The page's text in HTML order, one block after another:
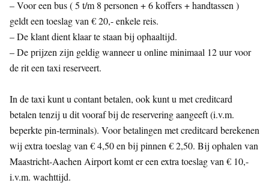
– Voor een bus ( 5 t/m 8 personen + 6 koffers + handtassen )
geldt een toeslag van € 20,- enkele reis.
– De klant dient klaar te staan bij ophaaltijd.
– De prijzen zijn geldig wanneer u online minimaal 12 uur voor
de rit een taxi reserveert.
In de taxi kunt u contant betalen, ook kunt u met creditcard
betalen tenzij u dit vooraf bij de reservering aangeeft (i.v.m.
beperkte pin-terminals). Voor betalingen met creditcard berekenen
wij extra toeslag van € 4,50 en bij pinnen € 2,50. Bij ophalen van
Maastricht-Aachen Airport komt er een extra toeslag van € 10,-
i.v.m. wachttijd.